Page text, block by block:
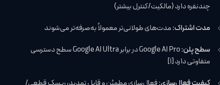
چندنفره دارد (مالکیت/کنترل بیشتر)
مدت اشتراک:مدت‌های طولانی‌تر معمولاً به‌صرفه‌تر می‌شوند
سطح پلن:
Google AI Pro در برابر Google AI Ultra سطح دسترسی
متفاوتی دارد [1]